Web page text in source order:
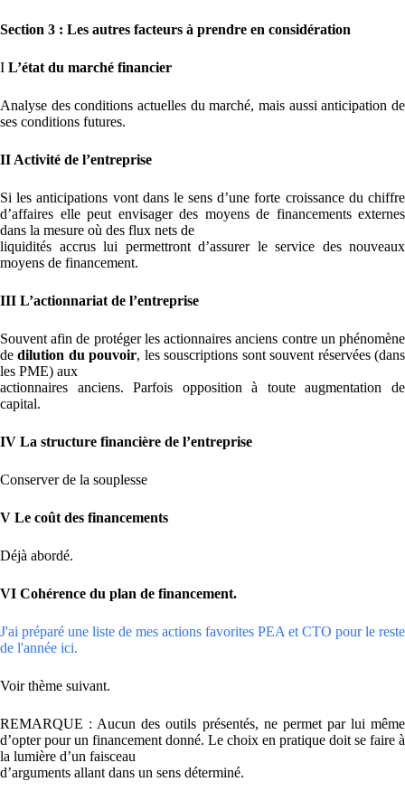
Section 3 : Les autres facteurs à prendre en considération
I L’état du marché financier
Analyse des conditions actuelles du marché, mais aussi anticipation de
ses conditions futures.
II Activité de l’entreprise
Si les anticipations vont dans le sens d’une forte croissance du chiffre
d’affaires elle peut envisager des moyens de financements externes
dans la mesure où des flux nets de
liquidités accrus lui permettront d’assurer le service des nouveaux
moyens de financement.
III L’actionnariat de l’entreprise
Souvent afin de protéger les actionnaires anciens contre un phénomène
dedilution du pouvoir, les souscriptions sont souvent réservées (dans
les PME) aux
actionnaires anciens. Parfois opposition à toute augmentation de
capital.
IV La structure financière de l’entreprise
Conserver de la souplesse
V Le coût des financements
Déjà abordé.
VI Cohérence du plan de financement.
J'ai préparé une liste de mes actions favorites PEA et CTO pour le reste
de l'année ici.
Voir thème suivant.
REMARQUE : Aucun des outils présentés, ne permet par lui même
d’opter pour un financement donné. Le choix en pratique doit se faire à
la lumière d’un faisceau
d’arguments allant dans un sens déterminé.